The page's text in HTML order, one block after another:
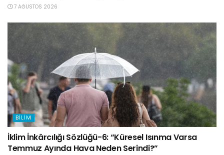
7 AĞUSTOS 2026
BILIM
İklim İnkârcılığı Sözlüğü-6: “Küresel Isınma Varsa
Temmuz Ayında Hava Neden Serindi?”